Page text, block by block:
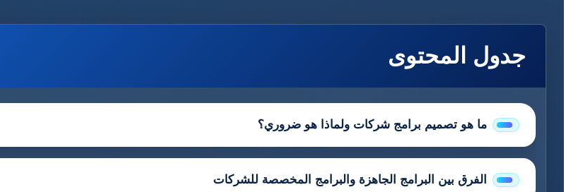
جدول المحتوى
ما هو تصميم برامج شركات ولماذا هو ضروري؟
الفرق بين البرامج الجاهزة والبرامج المخصصة للشركات